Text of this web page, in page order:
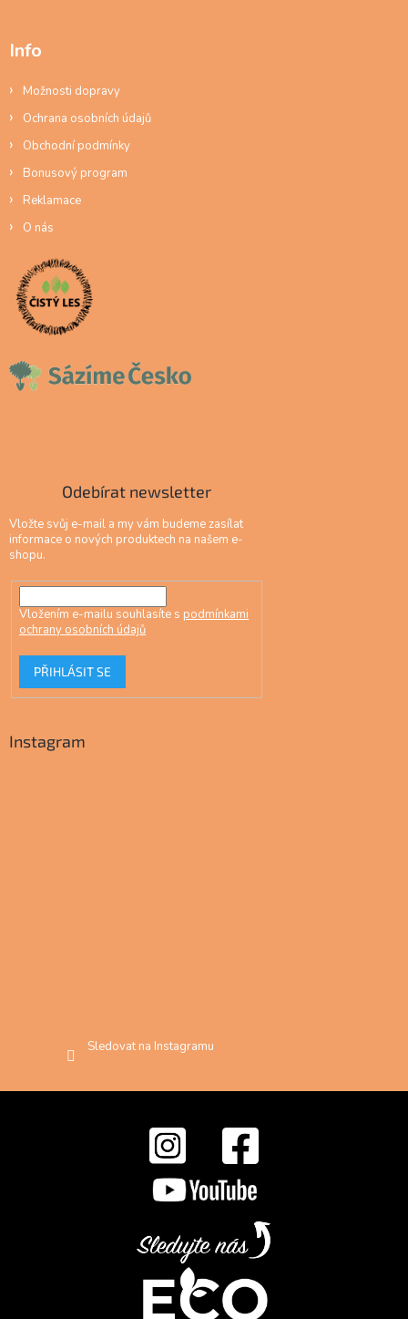
Info
Možnosti dopravy
Ochrana osobních údajů
Obchodní podmínky
Bonusový program
Reklamace
O nás
Odebírat newsletter
Vložte svůj e-mail a my vám budeme zasílat
informace o nových produktech na našem e-
shopu.
Vložením e-mailu souhlasíte s podmínkami
ochrany osobních údajů
PŘIHLÁSIT SE
Instagram
Sledovat na Instagramu